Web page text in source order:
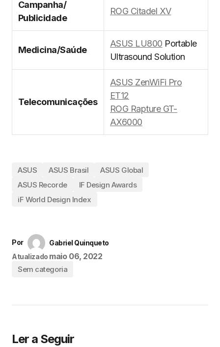
Campanha/
Publicidade
ROG Citadel XV
Medicina/Saúde
ASUS LU800 Portable
Ultrasound Solution
Telecomunicações
ASUS ZenWiFi Pro
ET12
ROG Rapture GT-
AX6000
ASUS ASUS Brasil
ASUS Global
ASUS Recorde
IF Design Awards
iF World Design Index
Por
Gabriel Quinqueto
Atualizado maio 06, 2022
Sem categoria
Ler a Seguir